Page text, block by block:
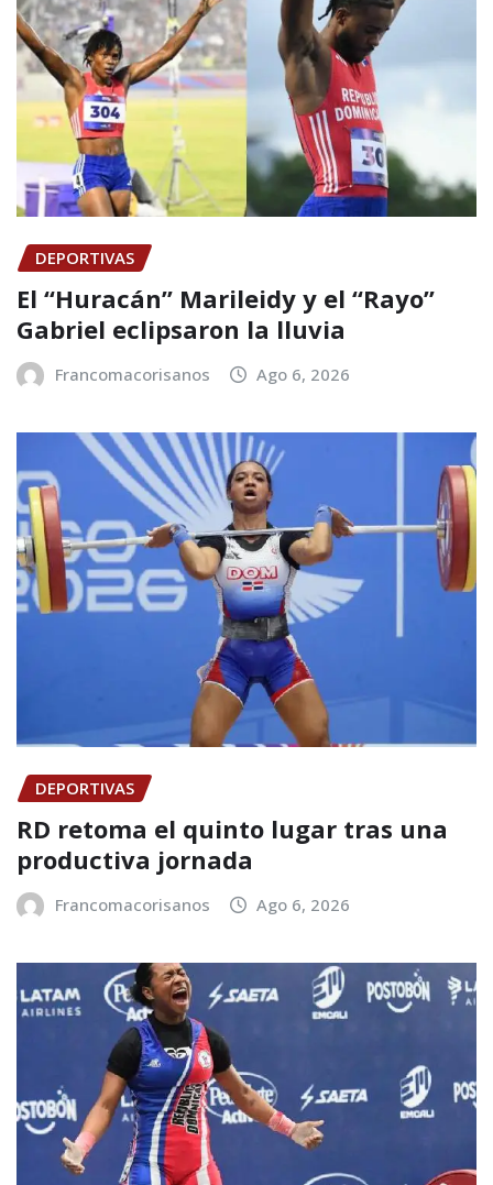
DEPORTIVAS
El “Huracán” Marileidy y el “Rayo”
Gabriel eclipsaron la lluvia
Francomacorisanos Ago 6, 2026
DEPORTIVAS
RD retoma el quinto lugar tras una
productiva jornada
Francomacorisanos Ago 6, 2026